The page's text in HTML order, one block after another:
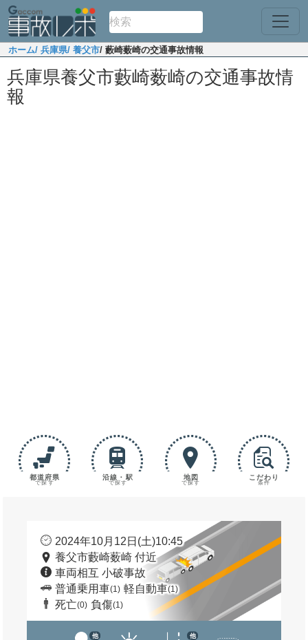
ホーム/ 兵庫県/ 養父市/ 藪崎薮崎の交通事故情報
兵庫県養父市藪崎薮崎の交通事故情
報
都道府県
で探す
沿線・駅
で探す
地図
で探す
こだわり
条件
2024年10月12日(土)10:45
養父市藪崎薮崎 付近
車両相互 小破事故
普通乗用車(1) 軽自動車(1)
死亡(0) 負傷(1)
他 他